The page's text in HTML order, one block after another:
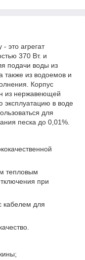
это агрегат
370 Вт. и
подачи воды из
а также из водоемов и
Корпус
из нержавеющей
эксплуатацию в воде
для
песка до 0,01%.
тепловым
при
кабелем для